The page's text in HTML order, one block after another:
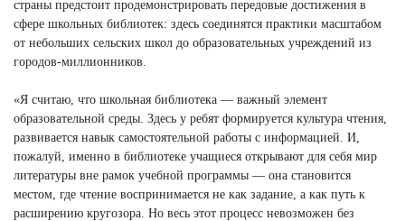
страны предстоит продемонстрировать передовые достижения в
сфере школьных библиотек: здесь соединятся практики масштабом
от небольших сельских школ до образовательных учреждений из
городов-миллионников.
«Я считаю, что школьная библиотека — важный элемент
образовательной среды. Здесь у ребят формируется культура чтения,
развивается навык самостоятельной работы с информацией. И,
пожалуй, именно в библиотеке учащиеся открывают для себя мир
литературы вне рамок учебной программы — она становится
местом, где чтение воспринимается не как задание, а как путь к
расширению кругозора. Но весь этот процесс невозможен без